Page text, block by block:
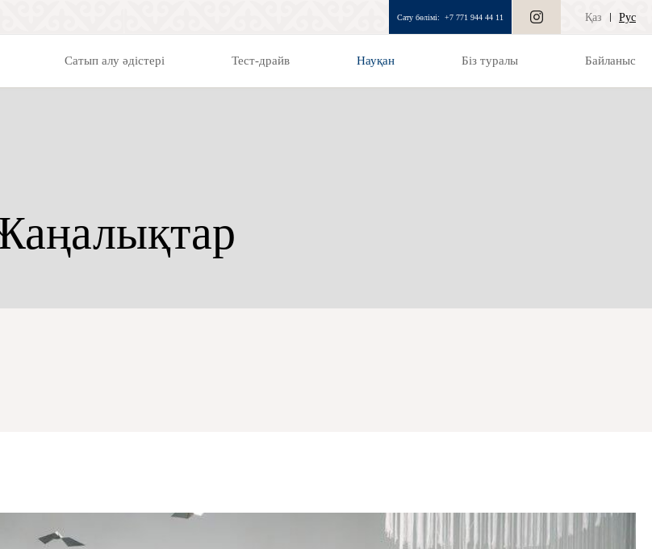
Сату бөлімі: +7 771 944 44 11 Қаз Рус
Сатып алу әдістері Тест-драйв Науқан Біз туралы Байланыс